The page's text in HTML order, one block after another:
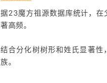
据23魔方祖源数据库统计，在
著高频。
结合分化树树形和姓氏显著性
族。